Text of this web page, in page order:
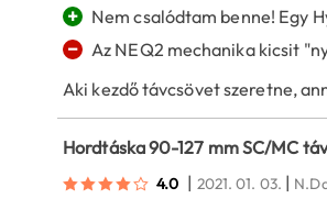
+ Nem csalódtam benne! Egy
− Az NEQ2 mechanika kicsit
Aki kezdő távcsövet szeretne,
Hordtáska 90-127 mm SC/MC
4.0 | 2021. 01. 03. |